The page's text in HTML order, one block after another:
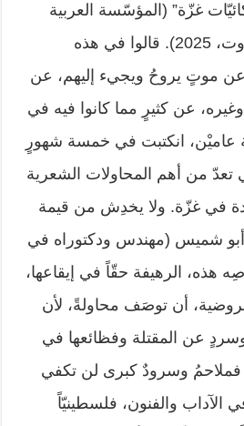
غزّة” (المؤسّسة العربية
للدراسات والنشر، بيروت، 2025). قالوا في هذه
عن موتٍ يروحُ ويجيء إليهم، عن
عن كثيرٍ مما كانوا فيه في
عاميْن، انكتبت في خمسة شهورٍ
تعدّ من أهم المحاولات الشعرية
في غزّة. ولا يخدِش من قيمة
أبو شميس (مهندس ودكتوراه في
هذه، الرهيفة حقّاً في إيقاعها،
أن توصَف محاولةً، لأن
عن المقتلة وفظائعها في
وسرودٌ كبرى لن تكفي
الآداب والفنون، فلسطينيّاً